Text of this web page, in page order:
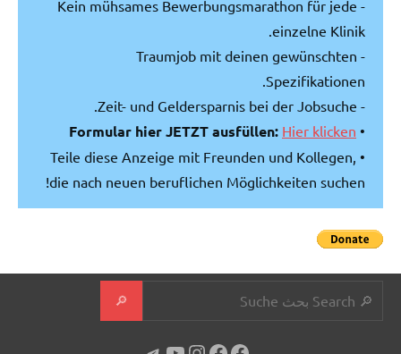
- Kein mühsames Bewerbungsmarathon für jede
einzelne Klinik.
- Traumjob mit deinen gewünschten
Spezifikationen.
- Zeit- und Geldersparnis bei der Jobsuche.
•
Formular hier JETZT ausfüllen: Hier klicken
• Teile diese Anzeige mit Freunden und Kollegen,
die nach neuen beruflichen Möglichkeiten suchen!
🔎